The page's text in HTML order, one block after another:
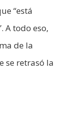
“está
A todo eso,
de la
se retrasó la